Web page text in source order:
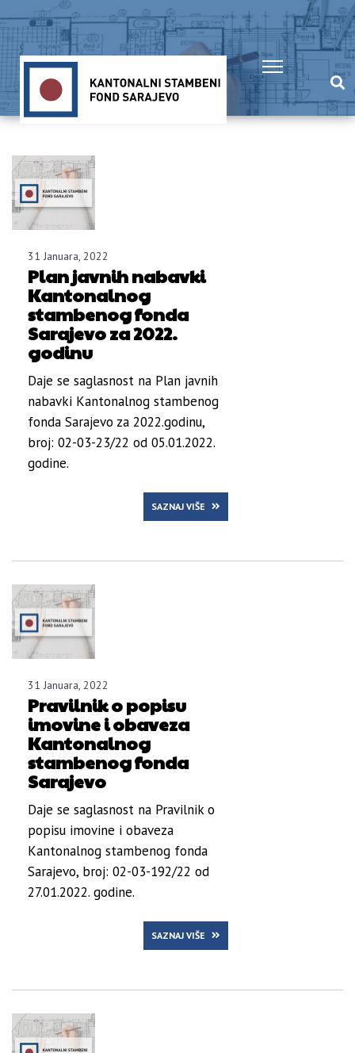
31 Januara, 2022
Plan javnih nabavki
Kantonalnog
stambenog fonda
Sarajevo za 2022.
godinu
Daje se saglasnost na Plan javnih
nabavki Kantonalnog stambenog
fonda Sarajevo za 2022.godinu,
broj: 02-03-23/22 od 05.01.2022.
godine.
SAZNAJ VIŠE
31 Januara, 2022
Pravilnik o popisu
imovine i obaveza
Kantonalnog
stambenog fonda
Sarajevo
Daje se saglasnost na Pravilnik o
popisu imovine i obaveza
Kantonalnog stambenog fonda
Sarajevo, broj: 02-03-192/22 od
27.01.2022. godine.
SAZNAJ VIŠE